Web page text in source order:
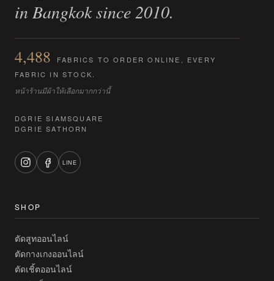
in Bangkok since 2010.
4,488
FABRICS TO ORDER ONLINE, EVERY
FABRIC IN STOCK.
หน้าร้านมีผ้าให้เลือกมากกว่านี้
DGRIE SIAMSQUARE
DGRIE SATHORN
LINE
SHOP
ตัดสูทออนไลน์
ตัดกางเกงออนไลน์
ตัดเชิ้ตออนไลน์